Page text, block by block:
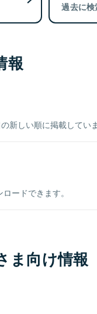
過去に検
報
新しい順に掲載していま
ードできます。
ま向け情報